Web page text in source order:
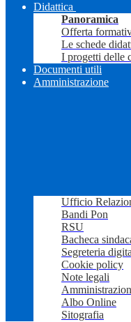
Didattica
Panoramica
Offerta
Le schede
I progetti delle
Documenti utili
Amministrazione
Ufficio
Bandi Pon
RSU
Bacheca
Segreteria
Cookie policy
Note legali
Albo Online
Sitografia